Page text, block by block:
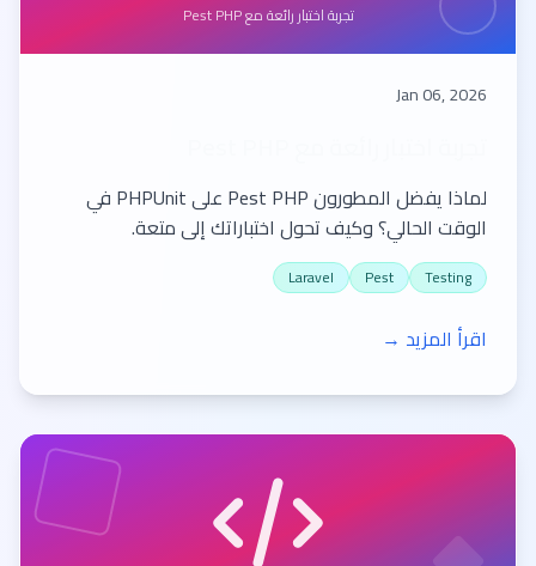
تجربة اختبار رائعة مع Pest PHP
Jan 06, 2026
لماذا يفضل المطورون Pest PHP على PHPUnit في
الوقت الحالي؟ وكيف تحول اختباراتك إلى متعة.
Testing
Pest
Laravel
اقرأ المزيد →